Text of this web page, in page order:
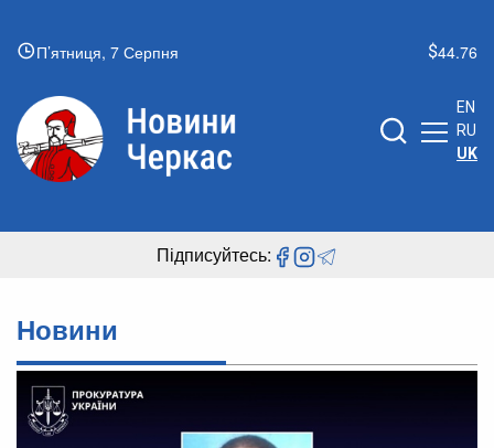
П’ятниця, 7 Серпня 44.76
EN
RU
UK
Підписуйтесь:
Новини